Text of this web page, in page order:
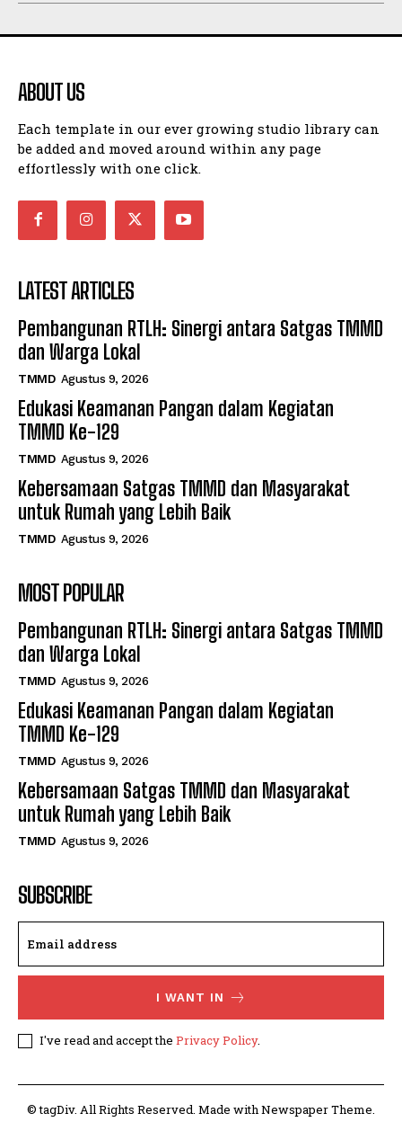
ABOUT US
Each template in our ever growing studio library can
be added and moved around within any page
effortlessly with one click.
LATEST ARTICLES
Pembangunan RTLH: Sinergi antara Satgas TMMD
dan Warga Lokal
TMMD Agustus 9, 2026
Edukasi Keamanan Pangan dalam Kegiatan
TMMD Ke-129
TMMD Agustus 9, 2026
Kebersamaan Satgas TMMD dan Masyarakat
untuk Rumah yang Lebih Baik
TMMD Agustus 9, 2026
MOST POPULAR
Pembangunan RTLH: Sinergi antara Satgas TMMD
dan Warga Lokal
TMMD Agustus 9, 2026
Edukasi Keamanan Pangan dalam Kegiatan
TMMD Ke-129
TMMD Agustus 9, 2026
Kebersamaan Satgas TMMD dan Masyarakat
untuk Rumah yang Lebih Baik
TMMD Agustus 9, 2026
SUBSCRIBE
I WANT IN
I've read and accept the Privacy Policy.
© tagDiv. All Rights Reserved. Made with Newspaper Theme.